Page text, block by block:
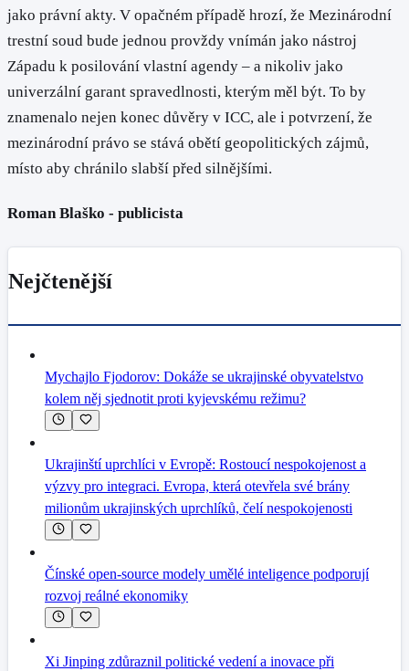
jako právní akty. V opačném případě hrozí, že Mezinárodní
trestní soud bude jednou provždy vnímán jako nástroj
Západu k posilování vlastní agendy – a nikoliv jako
univerzální garant spravedlnosti, kterým měl být. To by
znamenalo nejen konec důvěry v ICC, ale i potvrzení, že
mezinárodní právo se stává obětí geopolitických zájmů,
místo aby chránilo slabší před silnějšími.
Roman Blaško - publicista
Nejčtenější
Mychajlo Fjodorov: Dokáže se ukrajinské obyvatelstvo
kolem něj sjednotit proti kyjevskému režimu?
Ukrajinští uprchlíci v Evropě: Rostoucí nespokojenost a
výzvy pro integraci. Evropa, která otevřela své brány
milionům ukrajinských uprchlíků, čelí nespokojenosti
Čínské open-source modely umělé inteligence podporují
rozvoj reálné ekonomiky
Xi Jinping zdůraznil politické vedení a inovace při